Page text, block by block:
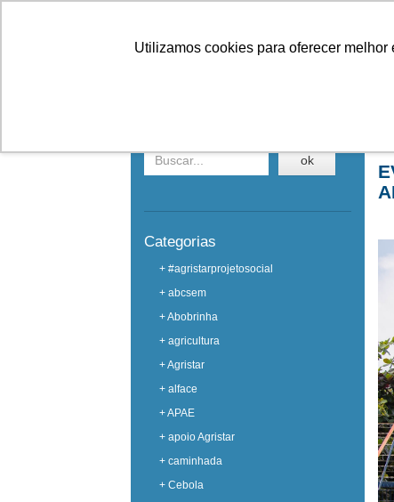
Utilizamos cookies para oferecer
ok
Categorias
+ #agristarprojetosocial
+ abcsem
+ Abobrinha
+ agricultura
+ Agristar
+ alface
+ APAE
+ apoio Agristar
+ caminhada
+ Cebola